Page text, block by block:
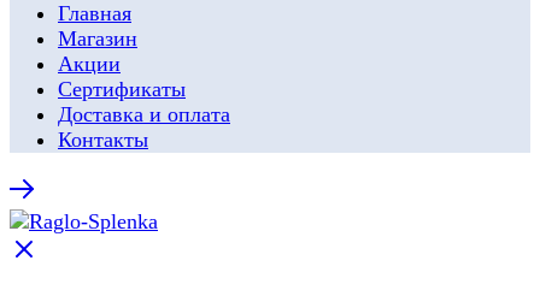
Главная
Магазин
Акции
Сертификаты
Доставка и оплата
Контакты